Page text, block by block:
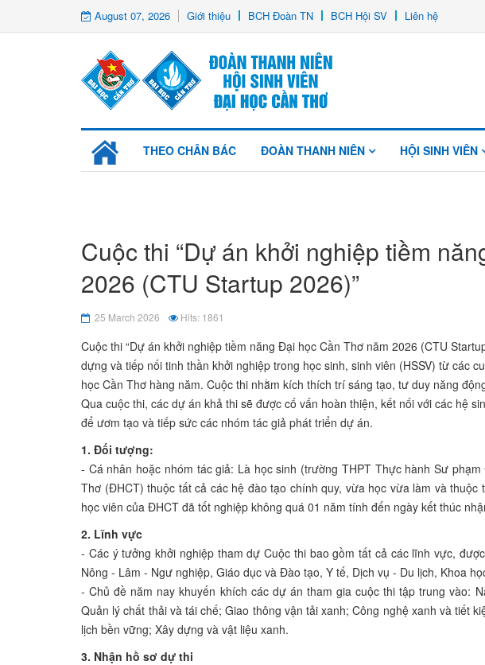
August 07, 2026 Giới thiệu BCH Đoàn TN BCH Hội SV Liên hệ
THEO CHÂN BÁC ĐOÀN THANH NIÊN HỘI SINH VIÊN
Cuộc thi “Dự án khởi nghiệp tiềm
2026 (CTU Startup 2026)”
25 March 2026 Hits: 1861
Cuộc thi “Dự án khởi nghiệp tiềm năng Đại học Cần Thơ năm 2026 (CTU
dựng và tiếp nối tinh thần khởi nghiệp trong học sinh, sinh viên (HSSV) từ các
học Cần Thơ hàng năm. Cuộc thi nhằm kích thích trí sáng tạo, tư duy năng
Qua cuộc thi, các dự án khả thi sẽ được cố vấn hoàn thiện, kết nối với các hệ
để ươm tạo và tiếp sức các nhóm tác giả phát triển dự án.
1. Đối tượng:
- Cá nhân hoặc nhóm tác giả: Là học sinh (trường THPT Thực hành Sư
Thơ (ĐHCT) thuộc tất cả các hệ đào tạo chính quy, vừa học vừa làm và
học viên của ĐHCT đã tốt nghiệp không quá 01 năm tính đến ngày kết thúc
2. Lĩnh vực
- Các ý tưởng khởi nghiệp tham dự Cuộc thi bao gồm tất cả các lĩnh vực,
Nông - Lâm - Ngư nghiệp, Giáo dục và Đào tạo, Y tế, Dịch vụ - Du lịch, Khoa
- Chủ đề năm nay khuyến khích các dự án tham gia cuộc thi tập trung vào:
Quản lý chất thải và tái chế; Giao thông vận tải xanh; Công nghệ xanh và tiết
lịch bền vững; Xây dựng và vật liệu xanh.
3. Nhận hồ sơ dự thi